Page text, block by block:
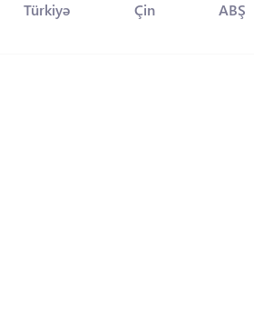
Türkiyə Çin ABŞ